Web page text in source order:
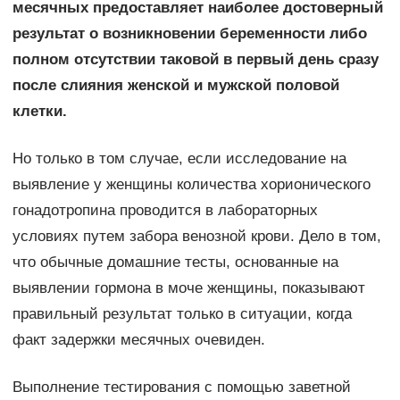
месячных предоставляет наиболее достоверный
результат о возникновении беременности либо
полном отсутствии таковой в первый день сразу
после слияния женской и мужской половой
клетки.
Но только в том случае, если исследование на
выявление у женщины количества хорионического
гонадотропина проводится в лабораторных
условиях путем забора венозной крови. Дело в том,
что обычные домашние тесты, основанные на
выявлении гормона в моче женщины, показывают
правильный результат только в ситуации, когда
факт задержки месячных очевиден.
Выполнение тестирования с помощью заветной